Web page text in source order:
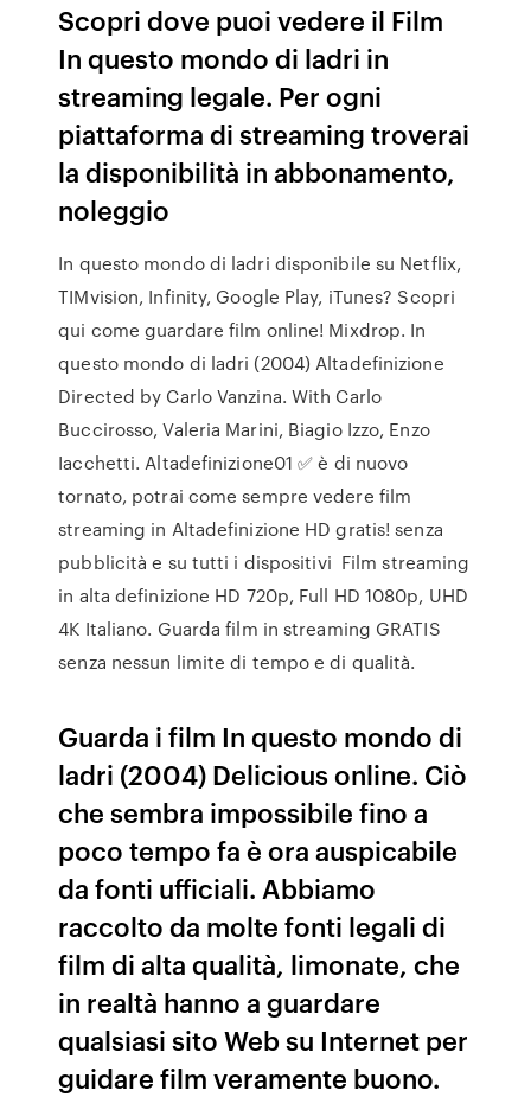
Scopri dove puoi vedere il Film
In questo mondo di ladri in
streaming legale. Per ogni
piattaforma di streaming troverai
la disponibilità in abbonamento,
noleggio
In questo mondo di ladri disponibile su Netflix,
TIMvision, Infinity, Google Play, iTunes? Scopri
qui come guardare film online! Mixdrop. In
questo mondo di ladri (2004) Altadefinizione
Directed by Carlo Vanzina. With Carlo
Buccirosso, Valeria Marini, Biagio Izzo, Enzo
Iacchetti. Altadefinizione01 ✅ è di nuovo
tornato, potrai come sempre vedere film
streaming in Altadefinizione HD gratis! senza
pubblicità e su tutti i dispositivi Film streaming
in alta definizione HD 720p, Full HD 1080p, UHD
4K Italiano. Guarda film in streaming GRATIS
senza nessun limite di tempo e di qualità.
Guarda i film In questo mondo di
ladri (2004) Delicious online. Ciò
che sembra impossibile fino a
poco tempo fa è ora auspicabile
da fonti ufficiali. Abbiamo
raccolto da molte fonti legali di
film di alta qualità, limonate, che
in realtà hanno a guardare
qualsiasi sito Web su Internet per
guidare film veramente buono.